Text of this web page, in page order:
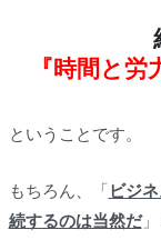
『時間と労
ということです。
もちろん、「 ビジ
続するのは当然だ」